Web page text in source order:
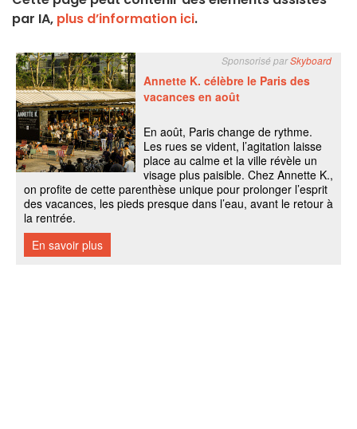
par IA, plus d’information ici.